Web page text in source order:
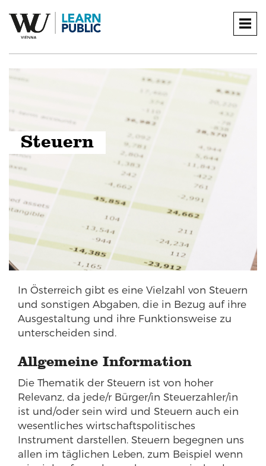
Steuern
In Österreich gibt es eine Vielzahl von Steuern
und sonstigen Abgaben, die in Bezug auf ihre
Ausgestaltung und ihre Funktionsweise zu
unterscheiden sind.
Allgemeine Information
Die Thematik der Steuern ist von hoher
Relevanz, da jede/r Bürger/in Steuerzahler/in
ist und/oder sein wird und Steuern auch ein
wesentliches wirtschaftspolitisches
Instrument darstellen. Steuern begegnen uns
allen im täglichen Leben, zum Beispiel wenn